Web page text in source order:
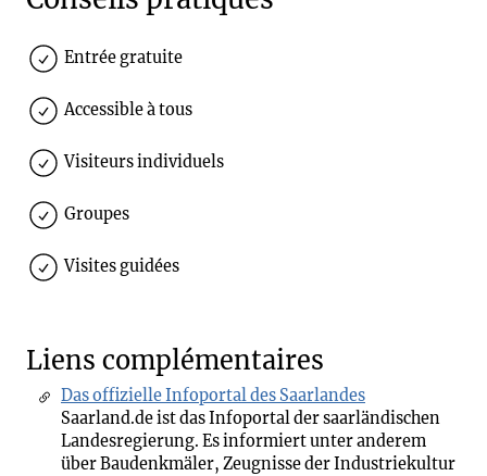
Entrée gratuite
Accessible à tous
Visiteurs individuels
Groupes
Visites guidées
Liens complémentaires
Das offizielle Infoportal des Saarlandes
Saarland.de ist das Infoportal der saarländischen
Landesregierung. Es informiert unter anderem
über Baudenkmäler, Zeugnisse der Industriekultur